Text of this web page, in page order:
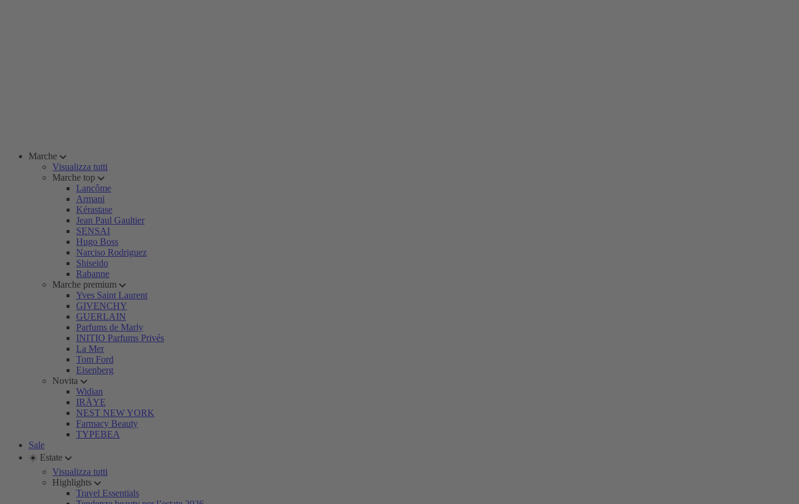
Marche
Visualizza tutti
Marche top
Lancôme
Armani
Kérastase
Jean Paul Gaultier
SENSAI
Hugo Boss
Narciso Rodriguez
Shiseido
Rabanne
Marche premium
Yves Saint Laurent
GIVENCHY
GUERLAIN
Parfums de Marly
INITIO Parfums Privés
La Mer
Tom Ford
Eisenberg
Novita
Widian
IRÄYE
NEST NEW YORK
Farmacy Beauty
TYPEBEA
Sale
☀️ Estate
Visualizza tutti
Highlights
Travel Essentials